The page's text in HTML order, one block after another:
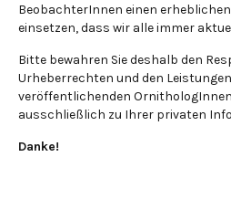
BeobachterInnen einen
einsetzen, dass wir alle immer
Bitte bewahren Sie deshalb den
Urheberrechten und den
veröffentlichenden OrnithologInnen
ausschließlich zu Ihrer privaten
Danke!